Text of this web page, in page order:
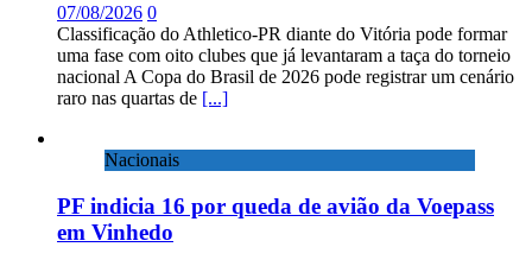
07/08/2026 0
Classificação do Athletico-PR diante do Vitória pode formar
uma fase com oito clubes que já levantaram a taça do torneio
nacional A Copa do Brasil de 2026 pode registrar um cenário
raro nas quartas de [...]
Nacionais
PF indicia 16 por queda de avião da Voepass
em Vinhedo